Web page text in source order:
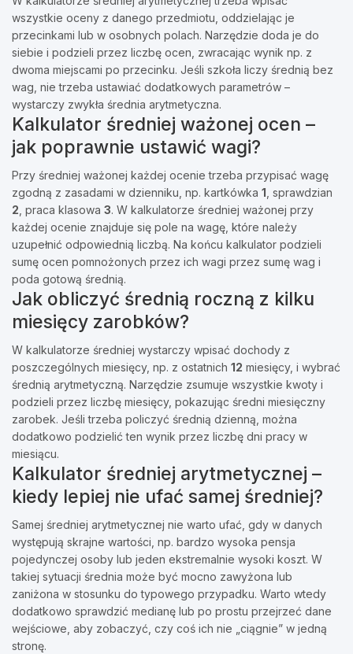
wszystkie oceny z danego przedmiotu, oddzielając je
przecinkami lub w osobnych polach. Narzędzie doda je do
siebie i podzieli przez liczbę ocen, zwracając wynik np. z
dwoma miejscami po przecinku. Jeśli szkoła liczy średnią bez
wag, nie trzeba ustawiać dodatkowych parametrów –
wystarczy zwykła średnia arytmetyczna.
Kalkulator średniej ważonej ocen –
jak poprawnie ustawić wagi?
Przy średniej ważonej każdej ocenie trzeba przypisać wagę
zgodną z zasadami w dzienniku, np. kartkówka 1 , sprawdzian
2, praca klasowa 3. W kalkulatorze średniej ważonej przy
każdej ocenie znajduje się pole na wagę, które należy
uzupełnić odpowiednią liczbą. Na końcu kalkulator podzieli
sumę ocen pomnożonych przez ich wagi przez sumę wag i
poda gotową średnią.
Jak obliczyć średnią roczną z kilku
miesięcy zarobków?
W kalkulatorze średniej wystarczy wpisać dochody z
poszczególnych miesięcy, np. z ostatnich 12 miesięcy, i wybrać
średnią arytmetyczną. Narzędzie zsumuje wszystkie kwoty i
podzieli przez liczbę miesięcy, pokazując średni miesięczny
zarobek. Jeśli trzeba policzyć średnią dzienną, można
dodatkowo podzielić ten wynik przez liczbę dni pracy w
miesiącu.
Kalkulator średniej arytmetycznej –
kiedy lepiej nie ufać samej średniej?
Samej średniej arytmetycznej nie warto ufać, gdy w danych
występują skrajne wartości, np. bardzo wysoka pensja
pojedynczej osoby lub jeden ekstremalnie wysoki koszt. W
takiej sytuacji średnia może być mocno zawyżona lub
zaniżona w stosunku do typowego przypadku. Warto wtedy
dodatkowo sprawdzić medianę lub po prostu przejrzeć dane
wejściowe, aby zobaczyć, czy coś ich nie „ciągnie” w jedną
stronę.